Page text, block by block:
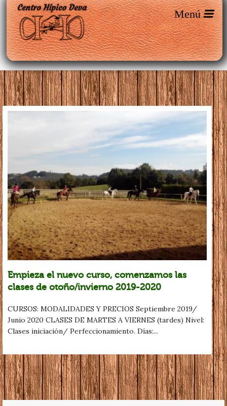
Entradas etiquetadas como ‘montar
a caballo en gijon’
Empieza el nuevo curso, comenzamos las
clases de otoño/invierno 2019-2020
CURSOS: MODALIDADES Y PRECIOS Septiembre 2019/
Junio 2020 CLASES DE MARTES A VIERNES (tardes) Nivel:
Clases iniciación/ Perfeccionamiento. Días:...